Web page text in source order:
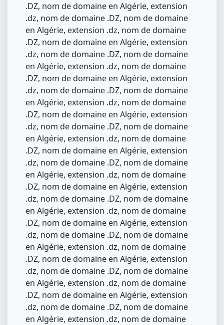
.DZ, nom de domaine en Algérie, extension
.dz, nom de domaine .DZ, nom de domaine
en Algérie, extension .dz, nom de domaine
.DZ, nom de domaine en Algérie, extension
.dz, nom de domaine .DZ, nom de domaine
en Algérie, extension .dz, nom de domaine
.DZ, nom de domaine en Algérie, extension
.dz, nom de domaine .DZ, nom de domaine
en Algérie, extension .dz, nom de domaine
.DZ, nom de domaine en Algérie, extension
.dz, nom de domaine .DZ, nom de domaine
en Algérie, extension .dz, nom de domaine
.DZ, nom de domaine en Algérie, extension
.dz, nom de domaine .DZ, nom de domaine
en Algérie, extension .dz, nom de domaine
.DZ, nom de domaine en Algérie, extension
.dz, nom de domaine .DZ, nom de domaine
en Algérie, extension .dz, nom de domaine
.DZ, nom de domaine en Algérie, extension
.dz, nom de domaine .DZ, nom de domaine
en Algérie, extension .dz, nom de domaine
.DZ, nom de domaine en Algérie, extension
.dz, nom de domaine .DZ, nom de domaine
en Algérie, extension .dz, nom de domaine
.DZ, nom de domaine en Algérie, extension
.dz, nom de domaine .DZ, nom de domaine
en Algérie, extension .dz, nom de domaine